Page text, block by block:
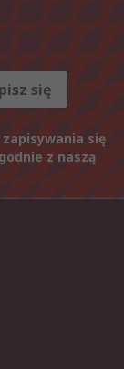
się
się
z naszą